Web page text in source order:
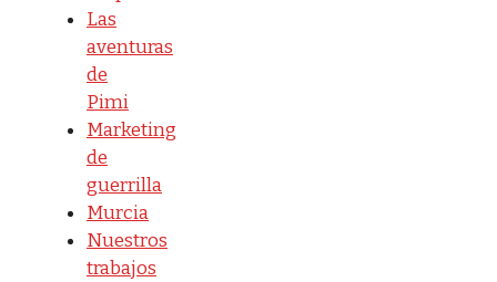
Las
aventuras
de
Pimi
Marketing
de
guerrilla
Murcia
Nuestros
trabajos